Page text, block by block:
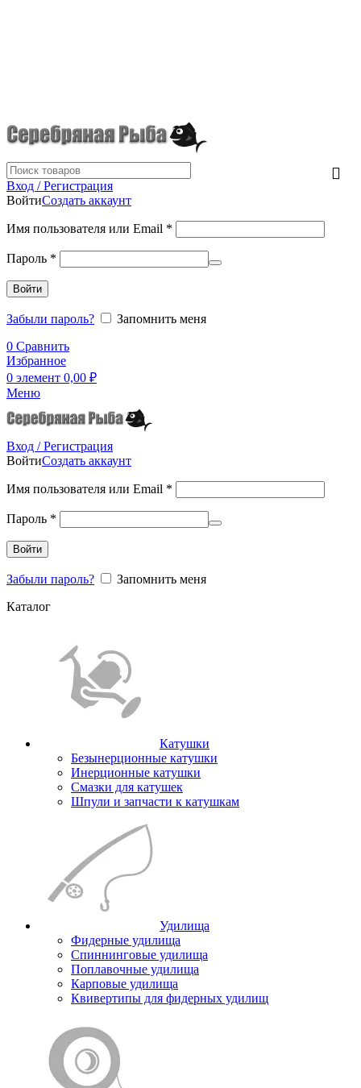
Вход / Регистрация
ВойтиСоздать аккаунт
Имя пользователя или Email *
Пароль *
Войти
Забыли пароль?
Запомнить меня
0 Сравнить
Избранное
0 элемент 0,00 ₽
Меню
Вход / Регистрация
ВойтиСоздать аккаунт
Имя пользователя или Email *
Пароль *
Войти
Забыли пароль?
Запомнить меня
Каталог
Катушки
Безынерционные катушки
Инерционные катушки
Смазки для катушек
Шпули и запчасти к катушкам
Удилища
Фидерные удилища
Спиннинговые удилища
Поплавочные удилища
Карповые удилища
Квивертипы для фидерных удилищ